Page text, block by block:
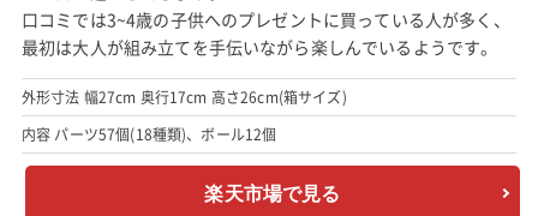
口コミでは3~4歳の子供へのプレゼントに買っている人が多く、
最初は大人が組み立てを手伝いながら楽しんでいるようです。
外形寸法 幅27cm 奥行17cm 高さ26cm(箱サイズ)
内容 パーツ57個(18種類)、ボール12個
楽天市場で見る